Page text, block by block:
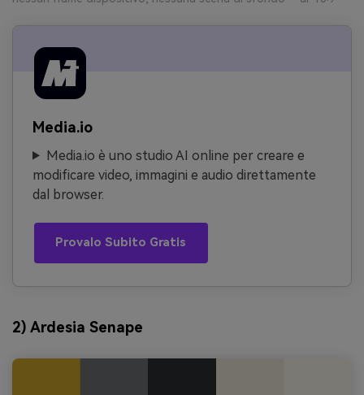
Media.io
Media.io è uno studio AI online per creare e
modificare video, immagini e audio direttamente
dal browser.
Provalo Subito Gratis
2) Ardesia Senape